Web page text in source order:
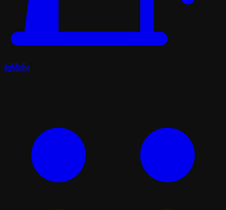
ბენზინი